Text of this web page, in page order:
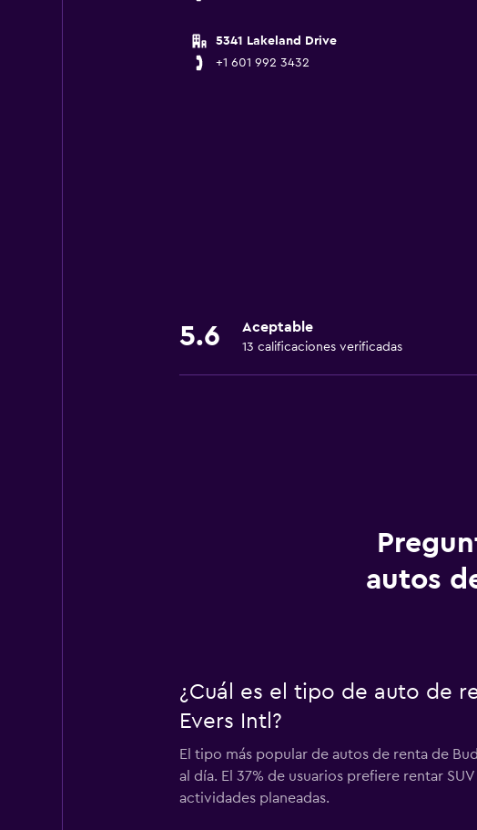
5341 Lakeland Drive
+1 601 992 3432
5.6 Aceptable
13 calificaciones verificadas
autos
¿Cuál es el tipo de auto de
Evers Intl?
El tipo más popular de autos de renta de
al día. El 37% de usuarios prefiere rentar
actividades planeadas.